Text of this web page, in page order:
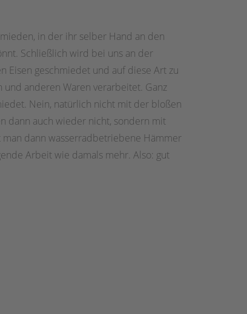
in der ihr selber Hand an den
Schließlich wird bei uns an der
Eisen geschmiedet und auf diese Art zu
und anderen Waren verarbeitet. Ganz
Nein, natürlich nicht mit der bloßen
dann auch wieder nicht, sondern mit
dann wasserradbetriebene Hämmer
Arbeit wie damals mehr. Also: gut